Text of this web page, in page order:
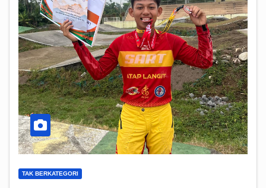
TAK BERKATEGORI